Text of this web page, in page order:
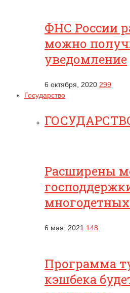
ФНС России
можно
уведомление
6 октября, 2020 299
Государство
Расширены
6 мая, 2021 148
Программа
кэшбека